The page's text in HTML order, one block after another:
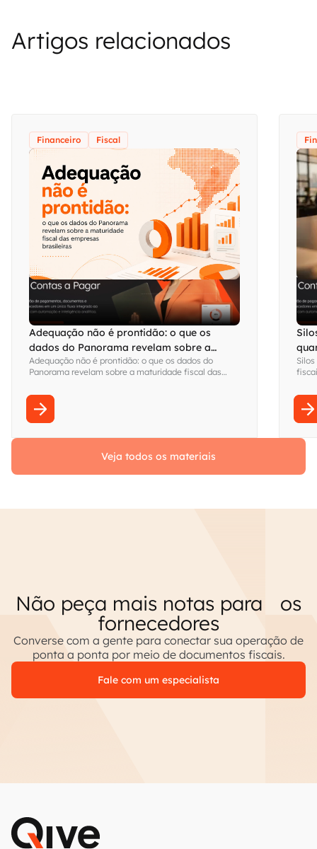
Artigos relacionados
Financeiro Fiscal
Adequação não é prontidão: o que os
dados do Panorama revelam sobre a
maturidade fiscal das empresas brasileiras
Adequação não é prontidão: o que os dados do
Panorama revelam sobre a maturidade fiscal das
sem
Veja todos os materiais
Não peça mais notas para os
fornecedores
Converse com a gente para conectar sua operação de
ponta a ponta por meio de documentos fiscais.
Fale com um especialista